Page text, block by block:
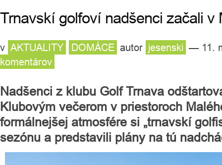
Trnavskí golfoví nadšenci začali v
v AKTUALITY DOMÁCE autor jesenski — 11.
komentárov
Nadšenci z klubu Golf Trnava
Klubovým večerom v priestoroch
formálnejšej atmosfére si „trnavskí
sezónu a predstavili plány na tú